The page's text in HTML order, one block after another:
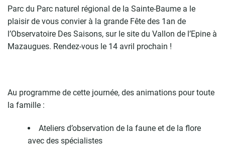
Parc du Parc naturel régional de la Sainte-Baume a le
plaisir de vous convier à la grande Fête des 1an de
l’Observatoire Des Saisons, sur le site du Vallon de l’Epine à
Mazaugues. Rendez-vous le 14 avril prochain !
Au programme de cette journée, des animations pour toute
la famille :
Ateliers d’observation de la faune et de la flore
avec des spécialistes